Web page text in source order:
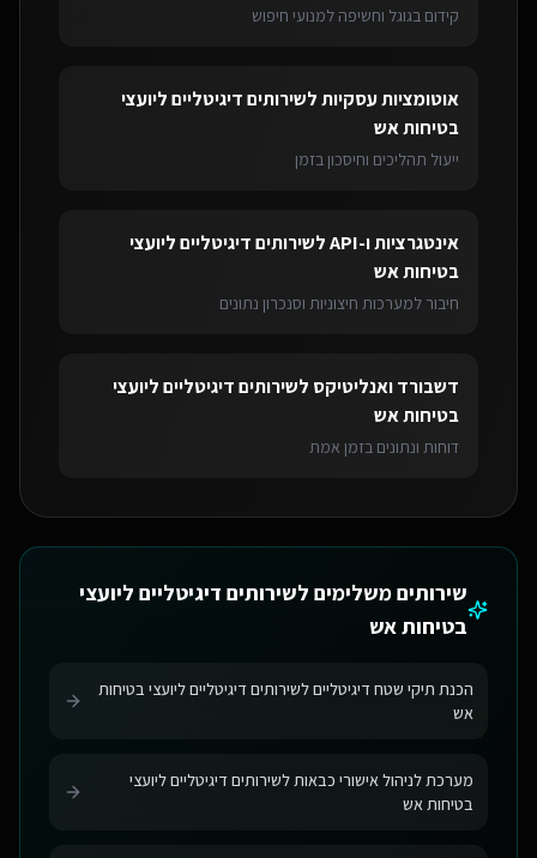
קידום בגוגל וחשיפה למנועי חיפוש
אוטומציות עסקיותלשירותים דיגיטליים ליועצי
בטיחות אש
ייעול תהליכים וחיסכון בזמן
אינטגרציות ו-API לשירותים דיגיטליים ליועצי
בטיחות אש
חיבור למערכות חיצוניות וסנכרון נתונים
דשבורד ואנליטיקס לשירותים דיגיטליים ליועצי
בטיחות אש
דוחות ונתונים בזמן אמת
שירותים משלימים לשירותים דיגיטליים ליועצי
בטיחות אש
הכנת תיקי שטח דיגיטליים לשירותים דיגיטליים ליועצי בטיחות
אש
מערכת לניהול אישורי כבאות לשירותים דיגיטליים ליועצי
בטיחות אש